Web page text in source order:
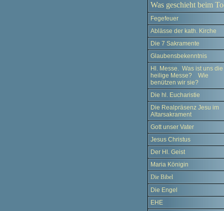
Was geschieht beim
Fegefeuer
Ablässe der kath. Kirche
Die 7 Sakramente
Glaubensbekenntnis
Hl. Messe. Was ist uns die
heilige Messe? Wie
benützen wir sie?
Die hl. Eucharistie
Die Realpräsenz Jesu im
Altarsakrament
Gott unser Vater
Jesus Christus
Der Hl. Geist
Maria Königin
Die Bibel
Die Engel
EHE